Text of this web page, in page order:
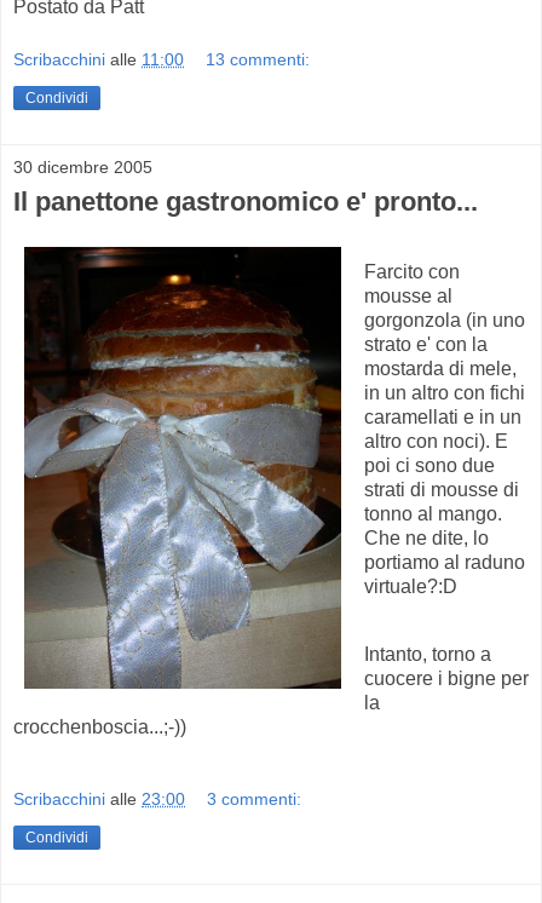
Postato da Patt
Scribacchini alle 11:00 13 commenti:
Condividi
30 dicembre 2005
Il panettone gastronomico e' pronto...
Farcito con
mousse al
gorgonzola (in uno
strato e' con la
mostarda di mele,
in un altro con fichi
caramellati e in un
altro con noci). E
poi ci sono due
strati di mousse di
tonno al mango.
Che ne dite, lo
portiamo al raduno
virtuale?:D
Intanto, torno a
cuocere i bigne per
la
crocchenboscia...;-))
Scribacchini alle 23:00 3 commenti:
Condividi